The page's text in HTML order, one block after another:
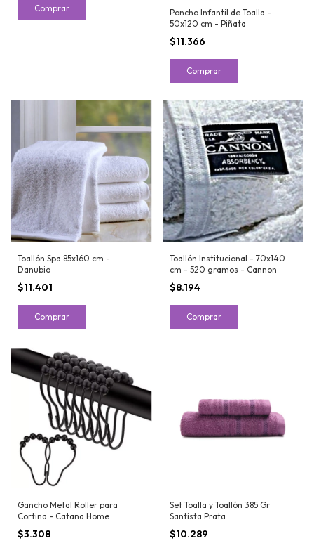
Comprar
Poncho Infantil de Toalla -
50x120 cm - Piñata
$11.366
Comprar
Toallón Spa 85x160 cm -
Danubio
$11.401
Comprar
Toallón Institucional - 70x140
cm - 520 gramos - Cannon
$8.194
Comprar
Gancho Metal Roller para
Cortina - Catana Home
$3.308
Set Toalla y Toallón 385 Gr
Santista Prata
$10.289